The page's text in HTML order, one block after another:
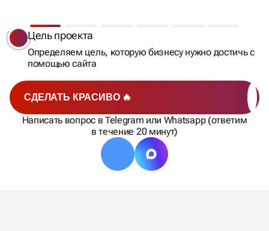
СДЕЛАТЬ КРАСИВО 🔥
Написать вопрос в Telegram или Whatsapp (ответим
в течение 20 минут)
Цель проекта
Определяем цель, которую бизнесу нужно достичь с
помощью сайта